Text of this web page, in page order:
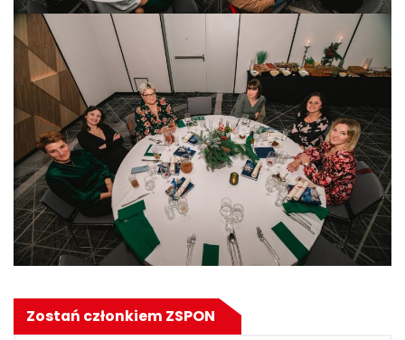
Zostań członkiem ZSPON